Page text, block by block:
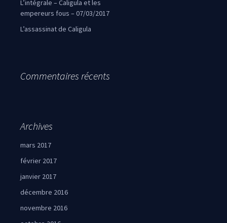
L’intégrale – Caligula et les
empereurs fous – 07/03/2017
L’assassinat de Caligula
Commentaires récents
Archives
mars 2017
février 2017
janvier 2017
décembre 2016
novembre 2016